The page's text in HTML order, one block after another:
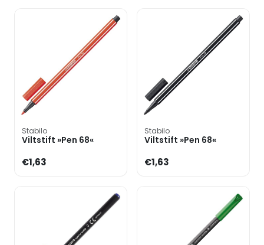
Stabilo
Viltstift »Pen 68«
€1,63
Stabilo
Viltstift »Pen 68«
€1,63